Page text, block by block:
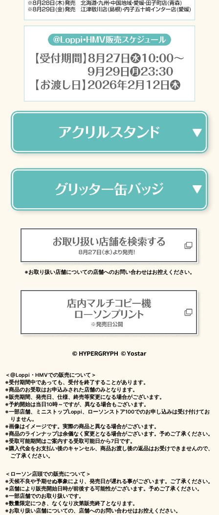
※お取り扱い店舗についての店舗へのお問い合わせはお控えください。
＜@Loppi・HMVでの販売について＞
※受付期間中であっても、受付を終了することがあります。
※商品のお受取はお申込みされた店舗のみとなります。
※販売期間、発売日、仕様、終売等変更になる場合がございます。
※予約開始は当日10時～ですが、異なる場合もございます。
※一部店舗、ミニストップLoppi、ローソンストア100でのお申し込みは受け付けてお
りません。
※画像はイメージです。実際の商品と異なる場合がございます。
※商品のラインナップは余儀なく変更となる場合がございます。予めご了承ください。
※受取可能期間はご案内する受取可能日から7日です。
※購入代金をお支払い後のキャンセル、商品お渡し後の返品はお受けできませんので、
ご了承ください。
＜ローソン店頭での販売について＞
※天候不良や予期せぬ事象により、発売日が遅れる事がございます。ご了承ください。
※店舗により販売開始日時が前後する可能性がございます。予めご了承ください。
※一部店舗でのお取り扱いです。
※数量限定につき、なくなり次第販売終了となります。
※お取り扱い店舗についての、店舗へのお問い合わせはお控えください。